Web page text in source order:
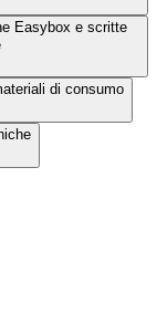
Easybox e scritte
di consumo